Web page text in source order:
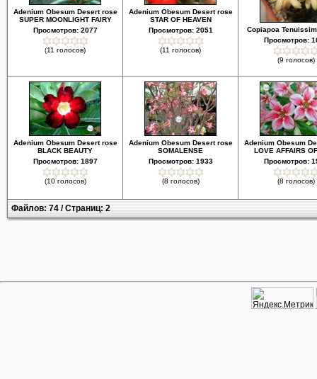
Adenium Obesum Desert rose
SUPER MOONLIGHT FAIRY
Просмотров: 2077
(11 голосов)
Adenium Obesum Desert rose
STAR OF HEAVEN
Просмотров: 2051
(11 голосов)
Copiapoa
Просмотров:
(9 голосов)
Adenium Obesum Desert rose
BLACK BEAUTY
Просмотров: 1897
(10 голосов)
Adenium Obesum Desert rose
SOMALENSE
Просмотров: 1933
(8 голосов)
Adenium Obesum
LOVE AFFAIRS
Просмотров:
(8 голосов)
Файлов: 74 / Страниц: 2